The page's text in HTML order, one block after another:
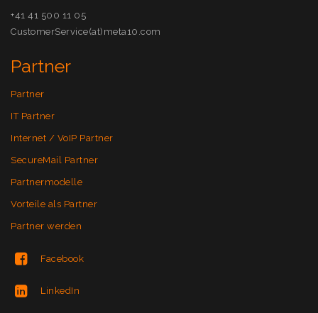
+41 41 500 11 05
CustomerService(at)meta10.com
Partner
Partner
IT Partner
Internet / VoIP Partner
SecureMail Partner
Partnermodelle
Vorteile als Partner
Partner werden
Facebook
LinkedIn